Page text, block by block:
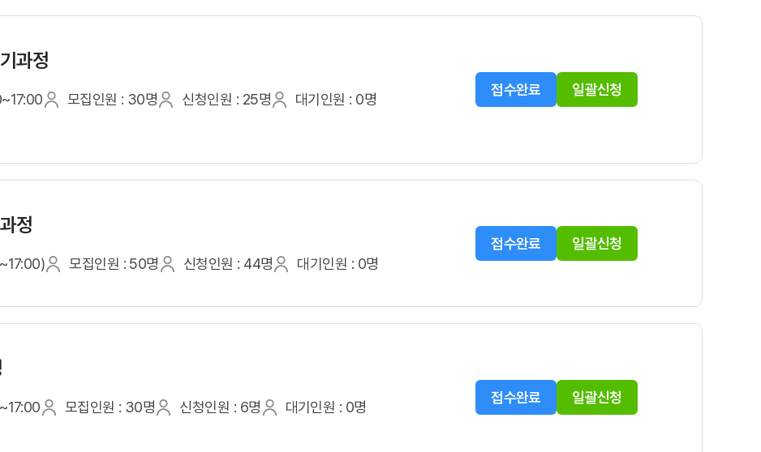
과정
모집인원 : 30명 신청인원 : 25명 대기인원 : 0명
접수완료 일괄신청
정
모집인원 : 50명 신청인원 : 44명 대기인원 : 0명
접수완료 일괄신청
모집인원 : 30명 신청인원 : 6명 대기인원 : 0명
접수완료 일괄신청